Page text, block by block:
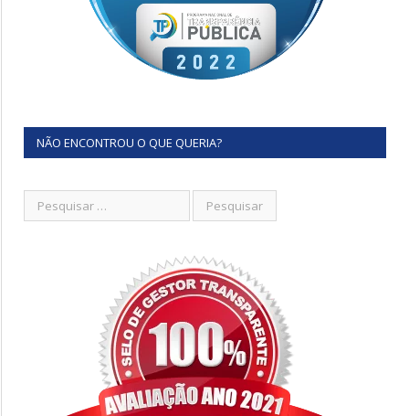
NÃO ENCONTROU O QUE QUERIA?